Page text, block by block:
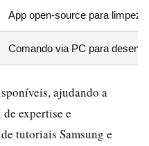
App open-source para
Comando via PC para
ajudando a
expertise e
tutoriais Samsung e